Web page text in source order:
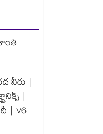
నీరు |
|
| V6